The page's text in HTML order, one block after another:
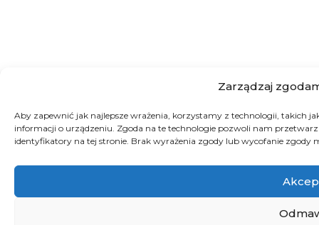
Zarządzaj
Aby zapewnić jak najlepsze wrażenia, korzystamy z technologii, takich
informacji o urządzeniu. Zgoda na te technologie pozwoli nam
identyfikatory na tej stronie. Brak wyrażenia zgody lub wycofanie zgody